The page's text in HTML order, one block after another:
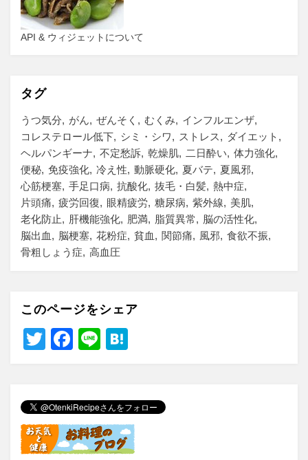
API & ウィジェットについて
タグ
うつ気分 がん ぜんそく むくみ
インフルエンザ
コレステロール低下
シミ・シワ ストレス
ダイエット
ヘルパンギーナ
不定愁訴 乾燥肌 二日酔い
体力強化
便秘 免疫強化 冷え性 動脈硬化 夏バテ
夏風邪
心筋梗塞 手足口病 抗酸化 抜毛・白髪 熱中症
片頭痛
疲労回復 眼精疲労 糖尿病 紫外線
美肌
老化防止
肝機能強化 肥満 脂質異常
脳の活性化
脳出血
脳梗塞 花粉症 貧血 関節痛 風邪 食欲不振
骨粗しょう症
高血圧
このページをシェア
T
er
F
e
b
o
Li
n
a